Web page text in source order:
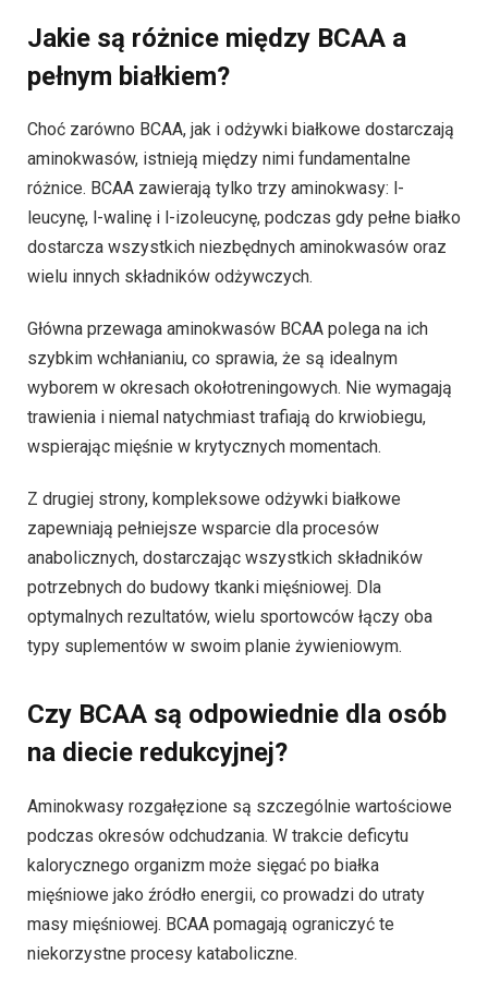
Jakie są różnice między BCAA a
pełnym białkiem?
Choć zarówno BCAA, jak i odżywki białkowe dostarczają
aminokwasów, istnieją między nimi fundamentalne
różnice. BCAA zawierają tylko trzy aminokwasy: l-
leucynę, l-walinę i l-izoleucynę, podczas gdy pełne białko
dostarcza wszystkich niezbędnych aminokwasów oraz
wielu innych składników odżywczych.
Główna przewaga aminokwasów BCAA polega na ich
szybkim wchłanianiu, co sprawia, że są idealnym
wyborem w okresach okołotreningowych. Nie wymagają
trawienia i niemal natychmiast trafiają do krwiobiegu,
wspierając mięśnie w krytycznych momentach.
Z drugiej strony, kompleksowe odżywki białkowe
zapewniają pełniejsze wsparcie dla procesów
anabolicznych, dostarczając wszystkich składników
potrzebnych do budowy tkanki mięśniowej. Dla
optymalnych rezultatów, wielu sportowców łączy oba
typy suplementów w swoim planie żywieniowym.
Czy BCAA są odpowiednie dla osób
na diecie redukcyjnej?
Aminokwasy rozgałęzione są szczególnie wartościowe
podczas okresów odchudzania. W trakcie deficytu
kalorycznego organizm może sięgać po białka
mięśniowe jako źródło energii, co prowadzi do utraty
masy mięśniowej. BCAA pomagają ograniczyć te
niekorzystne procesy kataboliczne.